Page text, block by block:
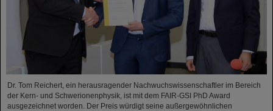
Dr. Tom Reichert, ein herausragender Nachwuchswissenschaftler im Bereich
der Kern- und Schwerionenphysik, ist mit dem FAIR-GSI PhD Award
ausgezeichnet worden. Der Preis würdigt seine außergewöhnlichen